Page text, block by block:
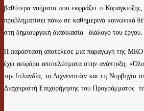
βαθύτερα νοήματα που εκφράζει ο
προβληματίσει πάνω σε καθημερινά κοινωνικά
στη δημιουργική διαδικασία –διάλογο του
Η παράσταση αποτέλεσε μια παραγωγή της ΜΚΟ
έχει αειφόρα αποτελέσματα στην ανάπτυξη.
την Ισλανδία, το Λιχνενστάιν και τη
Διαχειριστή Επιχορήγησης του Προγράμματος